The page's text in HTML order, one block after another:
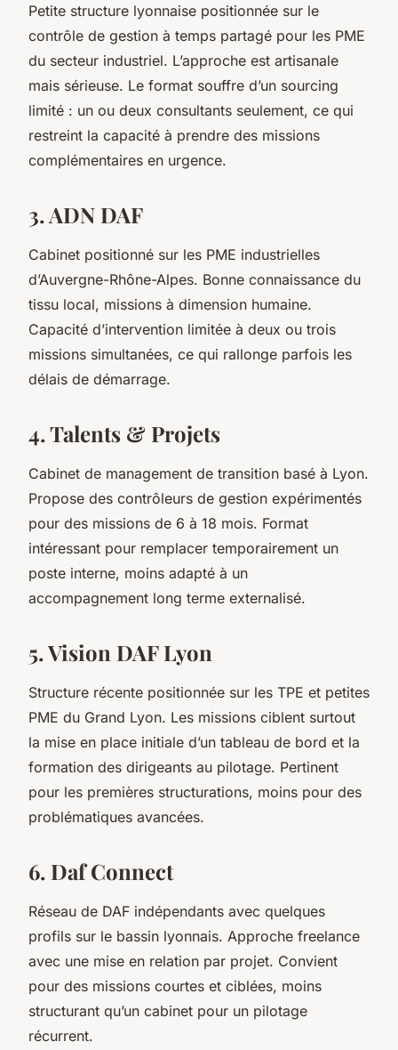
Petite structure lyonnaise positionnée sur le
contrôle de gestion à temps partagé pour les PME
du secteur industriel. L’approche est artisanale
mais sérieuse. Le format souffre d’un sourcing
limité : un ou deux consultants seulement, ce qui
restreint la capacité à prendre des missions
complémentaires en urgence.
3. ADN DAF
Cabinet positionné sur les PME industrielles
d’Auvergne-Rhône-Alpes. Bonne connaissance du
tissu local, missions à dimension humaine.
Capacité d’intervention limitée à deux ou trois
missions simultanées, ce qui rallonge parfois les
délais de démarrage.
4. Talents & Projets
Cabinet de management de transition basé à Lyon.
Propose des contrôleurs de gestion expérimentés
pour des missions de 6 à 18 mois. Format
intéressant pour remplacer temporairement un
poste interne, moins adapté à un
accompagnement long terme externalisé.
5. Vision DAF Lyon
Structure récente positionnée sur les TPE et petites
PME du Grand Lyon. Les missions ciblent surtout
la mise en place initiale d’un tableau de bord et la
formation des dirigeants au pilotage. Pertinent
pour les premières structurations, moins pour des
problématiques avancées.
6. Daf Connect
Réseau de DAF indépendants avec quelques
profils sur le bassin lyonnais. Approche freelance
avec une mise en relation par projet. Convient
pour des missions courtes et ciblées, moins
structurant qu’un cabinet pour un pilotage
récurrent.